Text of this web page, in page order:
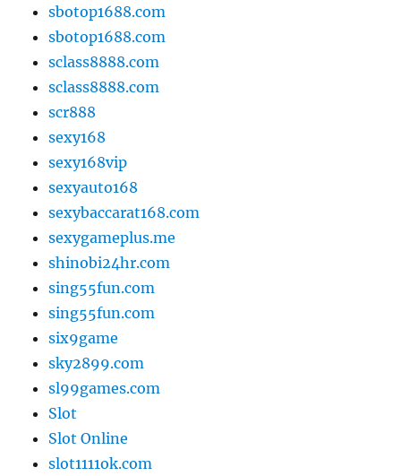
sbotop1688.com
sbotop1688.com
sclass8888.com
sclass8888.com
scr888
sexy168
sexy168vip
sexyauto168
sexybaccarat168.com
sexygameplus.me
shinobi24hr.com
sing55fun.com
sing55fun.com
six9game
sky2899.com
sl99games.com
Slot
Slot Online
slot1111ok.com